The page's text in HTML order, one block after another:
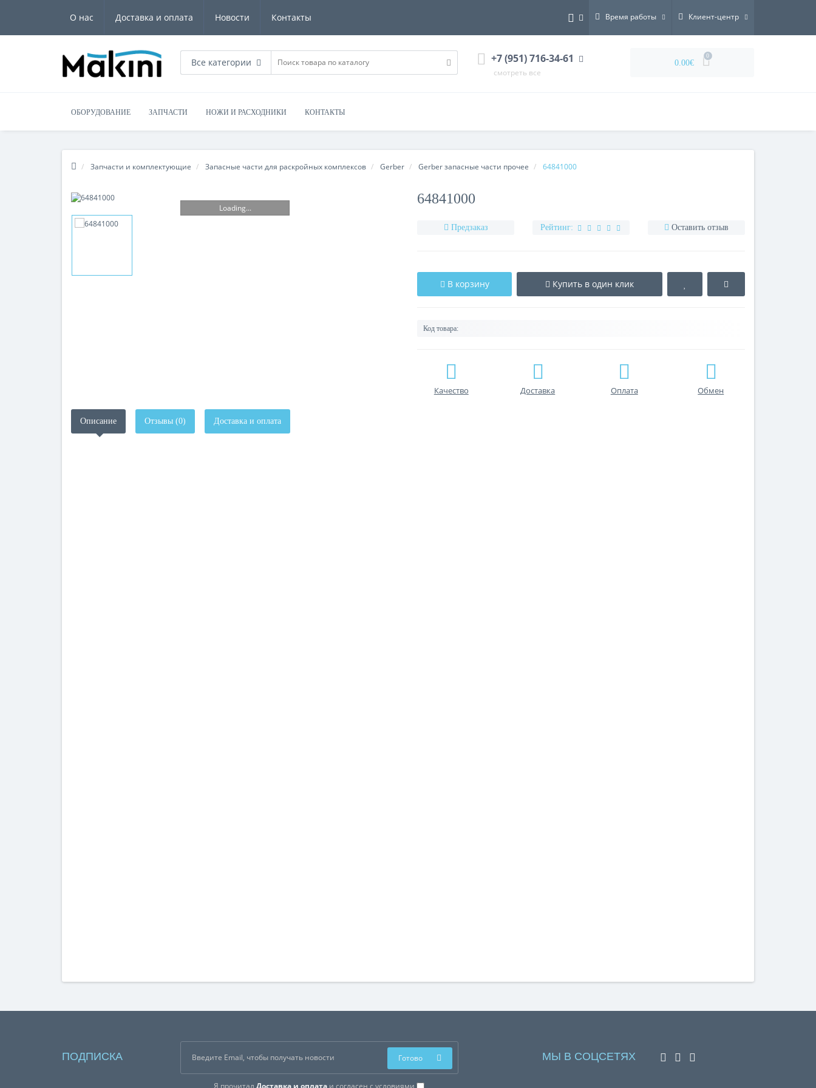
О нас Доставка и оплата Новости Контакты Время работы Клиент-центр
Все категории +7 (951) 716-34-61
смотреть все
0.00€
0
ОБОРУДОВАНИЕ ЗАПЧАСТИ НОЖИ И РАСХОДНИКИ КОНТАКТЫ
Запчасти и комплектующие Запасные части для раскройных комплексов Gerber Gerber запасные части прочее 64841000
Loading...
64841000
Предзаказ Рейтинг: Оставить отзыв
В корзину Купить в один клик
Код товара:
Качество Доставка Оплата Обмен
Описание Отзывы (0) Доставка и оплата
ПОДПИСКА
Я прочиталДоставка и оплата и согласен с условиями
Готово МЫ В СОЦСЕТЯХ